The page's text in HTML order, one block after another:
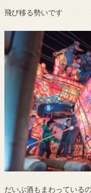
飛び移る勢いです
だいぶ酒もまわっている